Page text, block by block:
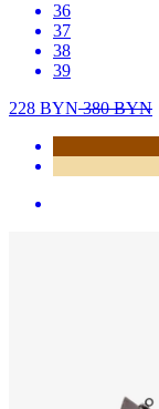
36
37
38
39
228 BYN380BYN